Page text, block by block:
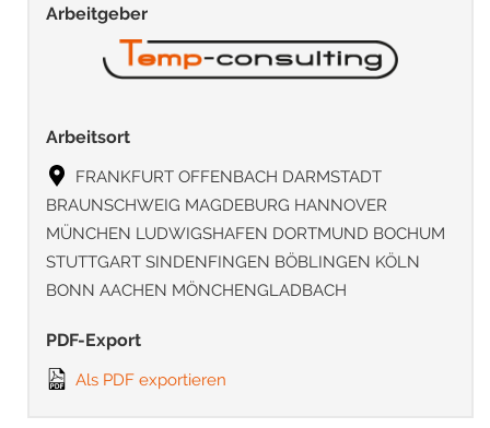
Arbeitgeber
Arbeitsort
FRANKFURT OFFENBACH DARMSTADT
BRAUNSCHWEIG MAGDEBURG HANNOVER
MÜNCHEN LUDWIGSHAFEN DORTMUND BOCHUM
STUTTGART SINDENFINGEN BÖBLINGEN KÖLN
BONN AACHEN MÖNCHENGLADBACH
PDF-Export
Als PDF exportieren